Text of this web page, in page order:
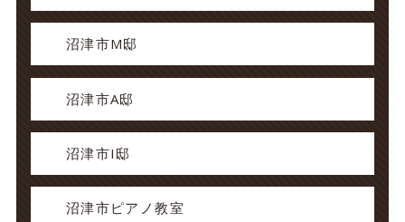
沼津市M邸
沼津市A邸
沼津市I邸
沼津市ピアノ教室